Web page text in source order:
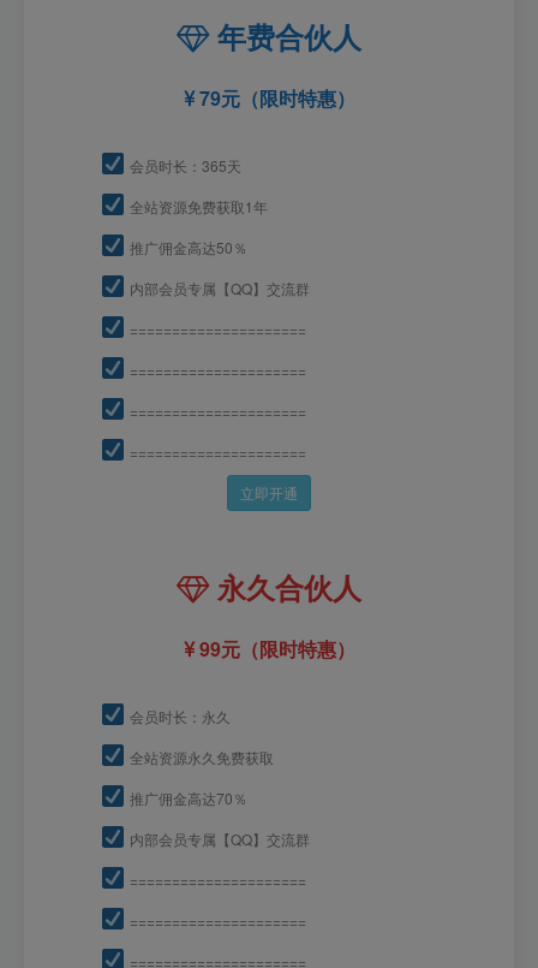
年费合伙人
79元（限时特惠）
会员时长：365天
全站资源免费获取1年
推广佣金高达50％
内部会员专属【QQ】交流群
=====================
=====================
=====================
=====================
立即开通
永久合伙人
99元（限时特惠）
会员时长：永久
全站资源永久免费获取
推广佣金高达70％
内部会员专属【QQ】交流群
=====================
=====================
=====================